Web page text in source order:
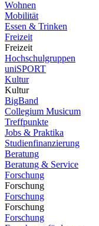
Wohnen
Mobilität
Essen & Trinken
Freizeit
Freizeit
Hochschulgruppen
uniSPORT
Kultur
Kultur
BigBand
Collegium Musicum
Treffpunkte
Jobs & Praktika
Studienfinanzierung
Beratung
Beratung & Service
Forschung
Forschung
Forschung
Forschung
Forschung